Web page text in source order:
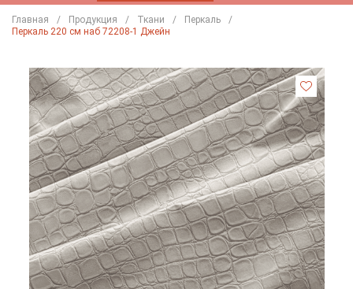
Главная Продукция Ткани
Перкаль
Перкаль 220 см наб 72208-1 Джейн